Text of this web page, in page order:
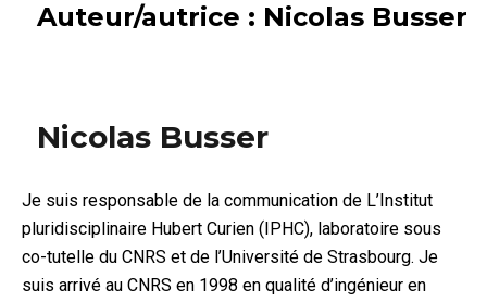
Auteur/autrice : Nicolas Busser
Nicolas Busser
Je suis responsable de la communication de L’Institut
pluridisciplinaire Hubert Curien (IPHC), laboratoire sous
co-tutelle du CNRS et de l’Université de Strasbourg. Je
suis arrivé au CNRS en 1998 en qualité d’ingénieur en